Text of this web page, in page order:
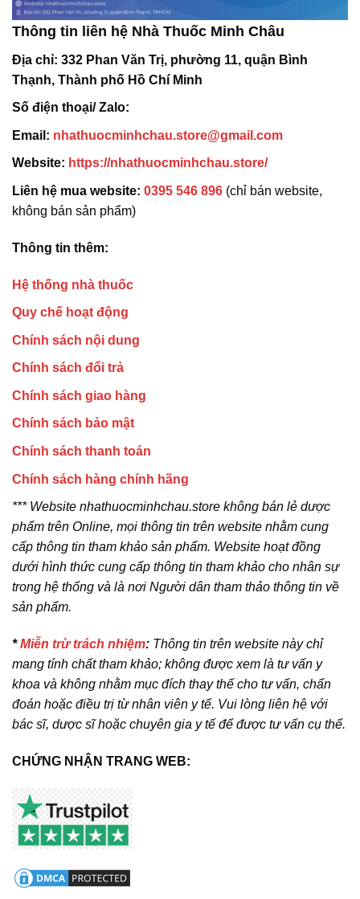
Thông tin liên hệ Nhà Thuốc Minh Châu
Địa chỉ: 332 Phan Văn Trị, phường 11, quận Bình
Thạnh, Thành phố Hồ Chí Minh
Số điện thoại/ Zalo:
Email: nhathuocminhchau.store@gmail.com
Website: https://nhathuocminhchau.store/
Liên hệ mua website: 0395 546 896 (chỉ bán website,
không bán sản phẩm)
Thông tin thêm:
Hệ thống nhà thuốc
Quy chế hoạt động
Chính sách nội dung
Chính sách đổi trả
Chính sách giao hàng
Chính sách bảo mật
Chính sách thanh toán
Chính sách hàng chính hãng
*** Website nhathuocminhchau.store không bán lẻ dược
phẩm trên Online, mọi thông tin trên website nhằm cung
cấp thông tin tham khảo sản phẩm. Website hoạt đồng
dưới hình thức cung cấp thông tin tham khảo cho nhân sự
trong hệ thống và là nơi Người dân tham thảo thông tin về
sản phẩm.
*Miễn trừ trách nhiệm: Thông tin trên website này chỉ
mang tính chất tham khảo; không được xem là tư vấn y
khoa và không nhằm mục đích thay thế cho tư vấn, chẩn
đoán hoặc điều trị từ nhân viên y tế. Vui lòng liên hệ với
bác sĩ, dược sĩ hoặc chuyên gia y tế để được tư vấn cụ thể.
CHỨNG NHẬN TRANG WEB: